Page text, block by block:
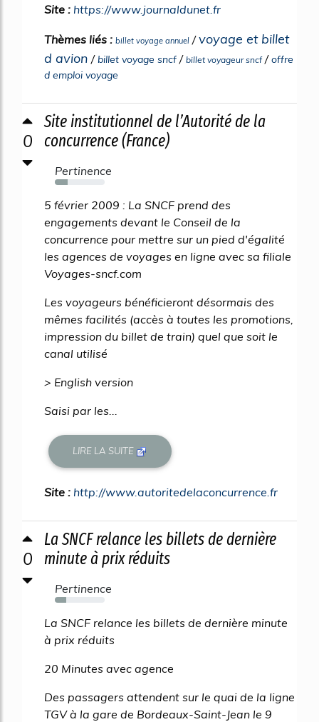
Site : https://www.journaldunet.fr
Thèmes liés : billet voyage annuel /voyage et billet
d avion /billet voyage sncf / billet voyageur sncf/offre
d emploi voyage
0
Site institutionnel de l’Autorité de la
concurrence (France)
Pertinence
25%
5 février 2009 : La SNCF prend des
engagements devant le Conseil de la
concurrence pour mettre sur un pied d'égalité
les agences de voyages en ligne avec sa filiale
Voyages-sncf.com
Les voyageurs bénéficieront désormais des
mêmes facilités (accès à toutes les promotions,
impression du billet de train) quel que soit le
canal utilisé
> English version
Saisi par les...
LIRE LA SUITE
Site : http://www.autoritedelaconcurrence.fr
0
La SNCF relance les billets de dernière
minute à prix réduits
Pertinence
23%
La SNCF relance les billets de dernière minute
à prix réduits
20 Minutes avec agence
Des passagers attendent sur le quai de la ligne
TGV à la gare de Bordeaux-Saint-Jean le 9